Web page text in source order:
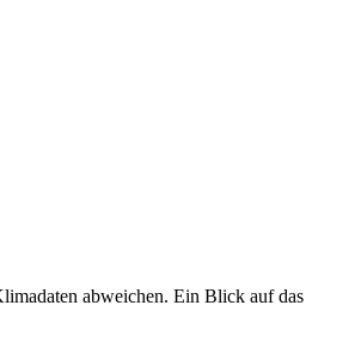
abweichen. Ein Blick auf das